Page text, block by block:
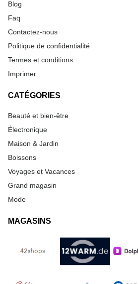
Blog
Faq
Contactez-nous
Politique de confidentialité
Termes et conditions
Imprimer
CATÉGORIES
Beauté et bien-être
Électronique
Maison & Jardin
Boissons
Voyages et Vacances
Grand magasin
Mode
MAGASINS